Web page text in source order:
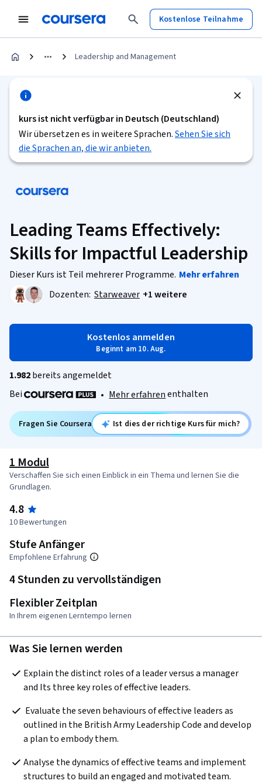
Kostenlose Teilnahme
Leadership and Management
kurs ist nicht verfügbar in Deutsch (Deutschland)
Wir übersetzen es in weitere Sprachen.Sehen Sie sich
die Sprachen an, die wir anbieten.
Leading Teams Effectively:
Skills for Impactful Leadership
Dieser Kurs ist Teil mehrerer Programme. Mehr erfahren
Dozenten: Starweaver +1 weitere
Kostenlos anmelden
Beginnt am 10. Aug.
1.982bereits angemeldet
Bei
• Mehr erfahrenenthalten
Fragen Sie Coursera Ist dies der richtige Kurs für mich?
1 Modul
Verschaffen Sie sich einen Einblick in ein Thema und lernen Sie die
Grundlagen.
4.8
10 Bewertungen
Stufe Anfänger
Empfohlene Erfahrung
4 Stunden zu vervollständigen
Flexibler Zeitplan
In Ihrem eigenen Lerntempo lernen
Was Sie lernen werden
Explain the distinct roles of a leader versus a manager
and Its three key roles of effective leaders.
outlined in the British Army Leadership Code and develop
a plan to embody them.
Analyse the dynamics of effective teams and implement
structures to build an engaged and motivated team.